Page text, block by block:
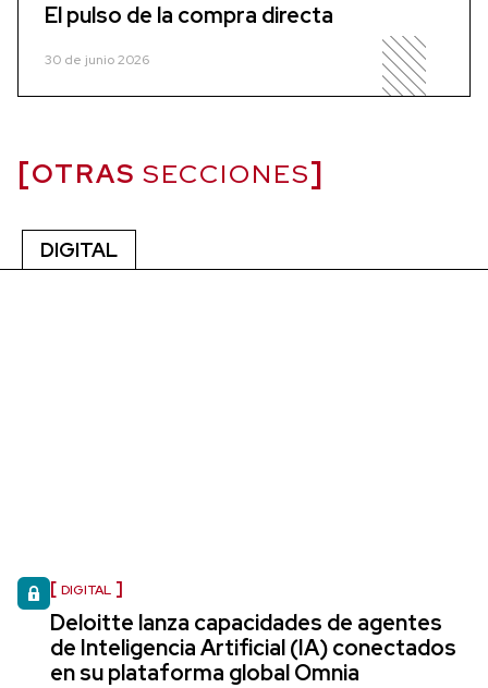
El pulso de la compra directa
30 de junio 2026
OTRAS SECCIONES
DIGITAL
DIGITAL
Deloitte lanza capacidades de agentes
de Inteligencia Artificial (IA) conectados
en su plataforma global Omnia